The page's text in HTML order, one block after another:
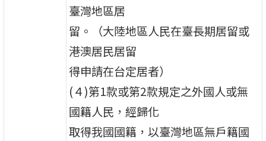
臺灣地區居
留。（大陸地區人民在臺長期居留或
港澳居民居留
得申請在台定居者）
(４)第1款或第2款規定之外國人或無
國籍人民，經歸化
取得我國國籍，以臺灣地區無戶籍國